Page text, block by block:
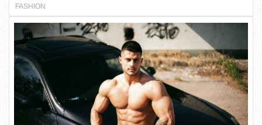
FASHION